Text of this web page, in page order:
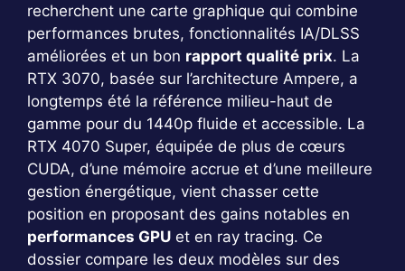
recherchent une carte graphique qui combine
performances brutes, fonctionnalités IA/DLSS
améliorées et un bon rapport qualité prix. La
RTX 3070, basée sur l’architecture Ampere, a
longtemps été la référence milieu-haut de
gamme pour du 1440p fluide et accessible. La
RTX 4070 Super, équipée de plus de cœurs
CUDA, d’une mémoire accrue et d’une meilleure
gestion énergétique, vient chasser cette
position en proposant des gains notables en
performances GPU et en ray tracing. Ce
dossier compare les deux modèles sur des